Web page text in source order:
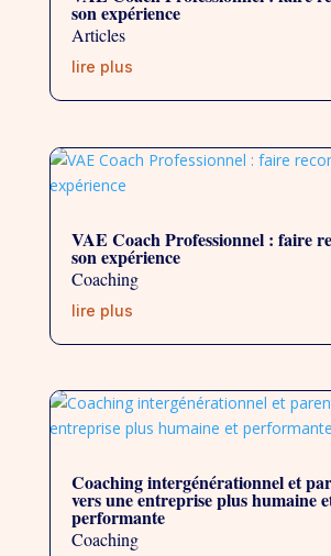
son expérience
Articles
lire plus
VAE Coach Professionnel : faire
son expérience
Coaching
lire plus
Coaching intergénérationnel et
vers une entreprise plus humaine
performante
Coaching